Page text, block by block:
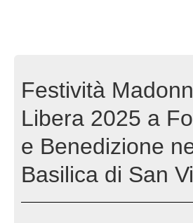
Festività
Libera 2025 a
e Benedizione
Basilica di San